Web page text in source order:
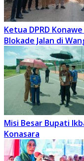
Ketua DPRD
Blokade Jalan di
Misi Besar Bupati
Konasara